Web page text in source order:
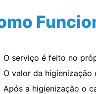
O serviço é feito no
O valor da
Após a higienização o